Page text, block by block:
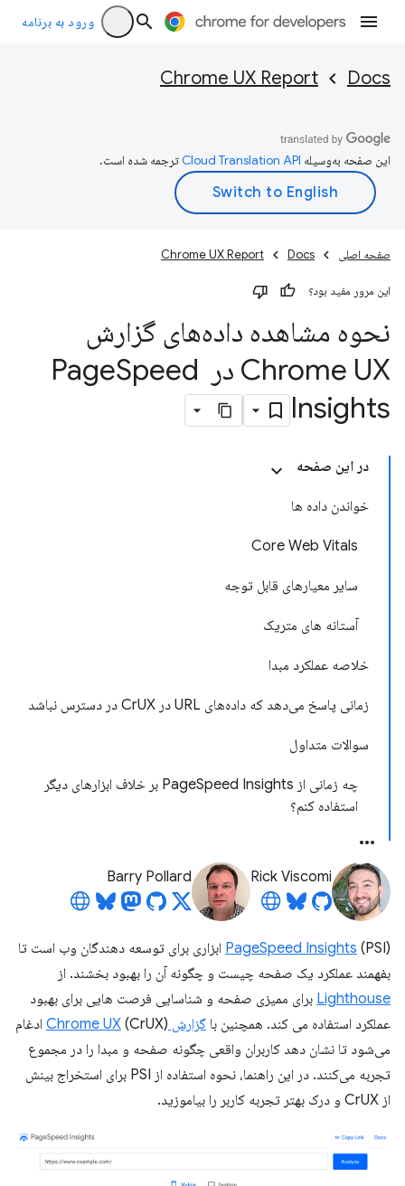
ورود به برنامه
Docs
Chrome UX Report
این صفحه به‌وسیله ترجمه شده است.
صفحه اصلی Docs
Chrome UX Report
این مرور مفید بود؟
نحوه مشاهده داده‌های گزارش
Chrome UX در Page
Speed ​​
Insights
در این صفحه
خواندن داده ها
Core Web Vitals
سایر معیارهای قابل توجه
آستانه های متریک
خلاصه عملکرد مبدا
زمانی پاسخ می‌دهد که داده‌های URL در CrUX در دسترس نباشد
سوالات متداول
چه زمانی از PageSpeed ​​Insights بر خلاف ابزارهای دیگر
استفاده کنم؟
Rick Viscomi
Barry Pollard
PageSpeed ​​Insights (PSI) ابزاری برای توسعه دهندگان وب است تا
بفهمند عملکرد یک صفحه چیست و چگونه آن را بهبود بخشند. از
Lighthouse برای ممیزی صفحه و شناسایی فرصت هایی برای بهبود
عملکرد استفاده می کند. همچنین با گزارش Chrome UX
(CrUX) ادغام
می‌شود تا نشان دهد کاربران واقعی چگونه صفحه و مبدا را در مجموع
تجربه می‌کنند. در این راهنما، نحوه استفاده از PSI برای استخراج بینش
از CrUX و درک بهتر تجربه کاربر را بیاموزید.